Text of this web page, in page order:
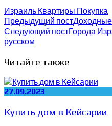
Израиль Квартиры Покупка
Предыдущий пост
Следующий постГорода
русском
Читайте также
27.09.2023
Купить дом в Кейсарии